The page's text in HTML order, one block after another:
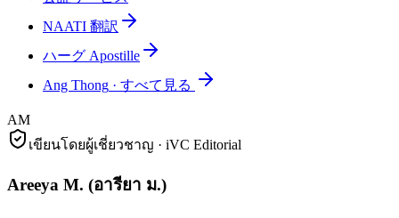
NAATI 翻訳
ハーグ Apostille
Ang Thong · すべて見る
AM
เขียนโดยผู้เชี่ยวชาญ · iVC Editorial
Areeya M. (อารียา ม.)